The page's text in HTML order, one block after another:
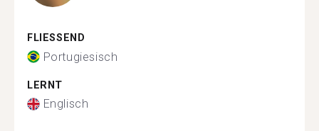
FLIESSEND
Portugiesisch
LERNT
Englisch